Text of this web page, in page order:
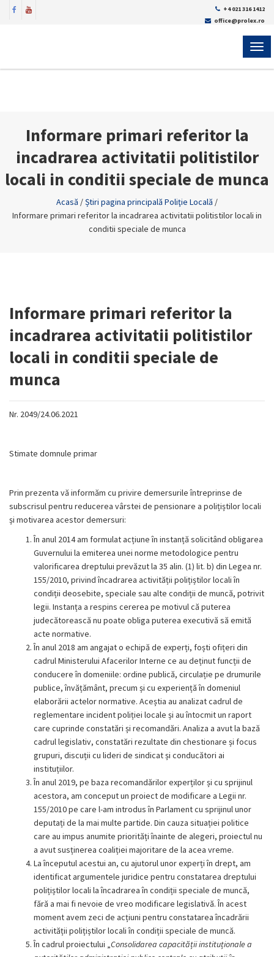
+4 021 316 1412
office@prolex.ro
Informare primari referitor la
incadrarea activitatii politistilor
locali in conditii speciale de munca
Acasă /Știri pagina principală Poliţie Locală /
Informare primari referitor la incadrarea activitatii politistilor locali in
conditii speciale de munca
Informare primari referitor la
incadrarea activitatii politistilor
locali in conditii speciale de
munca
Nr. 2049/24.06.2021
Stimate domnule primar
Prin prezenta vă informăm cu privire demersurile întreprinse de
subscrisul pentru reducerea vârstei de pensionare a polițiștilor locali
și motivarea acestor demersuri:
În anul 2014 am formulat acțiune în instanță solicitând obligarea
Guvernului la emiterea unei norme metodologice pentru
valorificarea dreptului prevăzut la 35 alin. (1) lit. b) din Legea nr.
155/2010, privind încadrarea activității polițiștilor locali în
condiții deosebite, speciale sau alte condiții de muncă, potrivit
legii. Instanța a respins cererea pe motivul că puterea
judecătorească nu poate obliga puterea executivă să emită
acte normative.
În anul 2018 am angajat o echipă de experți, foști ofițeri din
cadrul Ministerului Afacerilor Interne ce au deținut funcții de
conducere în domeniile: ordine publică, circulație pe drumurile
publice, învățământ, precum și cu experiență în domeniul
elaborării actelor normative. Aceștia au analizat cadrul de
reglementare incident poliției locale și au întocmit un raport
care cuprinde constatări și recomandări. Analiza a avut la bază
cadrul legislativ, constatări rezultate din chestionare și focus
grupuri, discuții cu lideri de sindicat și conducători ai
instituțiilor.
În anul 2019, pe baza recomandărilor experților și cu sprijinul
acestora, am conceput un proiect de modificare a Legii nr.
155/2010 pe care l-am introdus în Parlament cu sprijinul unor
deputați de la mai multe partide. Din cauza situației politice
care au impus anumite priorități înainte de alegeri, proiectul nu
a avut susținerea coaliției majoritare de la acea vreme.
La începutul acestui an, cu ajutorul unor experți în drept, am
identificat argumentele juridice pentru constatarea dreptului
polițiștilor locali la încadrarea în condiții speciale de muncă,
fără a mai fi nevoie de vreo modificare legislativă. În acest
moment avem zeci de acțiuni pentru constatarea încadrării
activității polițiștilor locali în condiții speciale de muncă.
În cadrul proiectului „Consolidarea capacității instituționale a